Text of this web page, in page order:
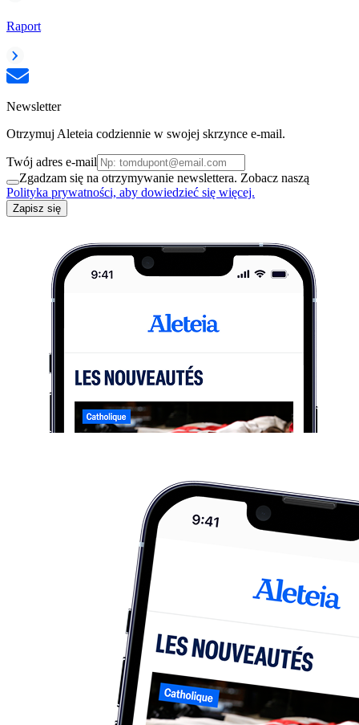
Raport
Newsletter
Otrzymuj Aleteia codziennie w swojej skrzynce e-mail.
Twój adres e-mail
Zgadzam się na otrzymywanie newslettera. Zobacz naszą
Polityka prywatności, aby dowiedzieć się więcej.
Zapisz się